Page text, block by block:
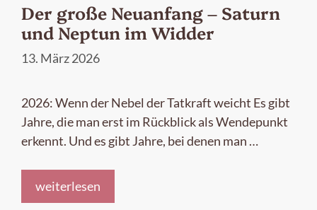
Der große Neuanfang – Saturn
und Neptun im Widder
13. März 2026
2026: Wenn der Nebel der Tatkraft weicht Es gibt
Jahre, die man erst im Rückblick als Wendepunkt
erkennt. Und es gibt Jahre, bei denen man …
weiterlesen